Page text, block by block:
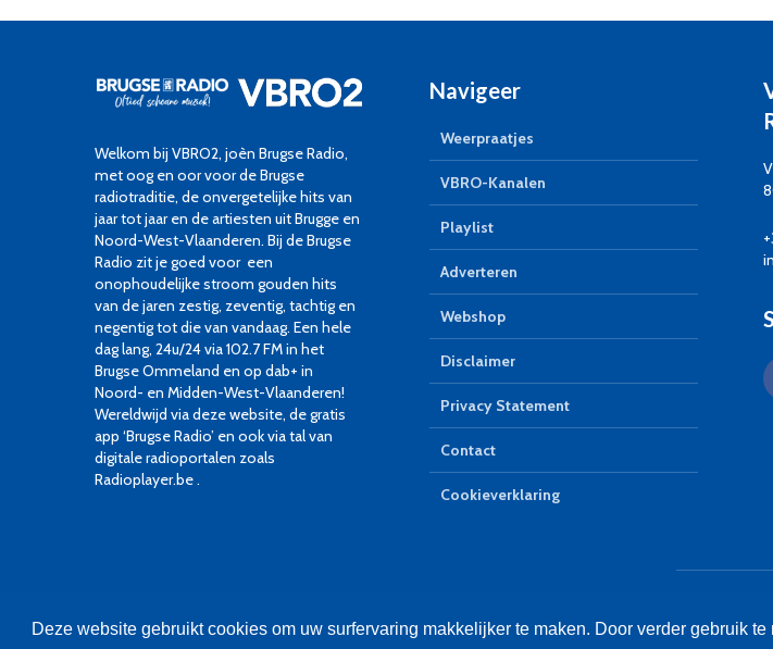
Deze website gebruikt cookies om uw surfervaring makkelijker te maken. Door verder gebruik
Welkom bij VBRO2, joèn Brugse Radio,
met oog en oor voor de Brugse
radiotraditie, de onvergetelijke hits van
jaar tot jaar en de artiesten uit Brugge en
Noord-West-Vlaanderen. Bij de Brugse
Radio zit je goed voor een
onophoudelijke stroom gouden hits
van de jaren zestig, zeventig, tachtig en
negentig tot die van vandaag. Een hele
dag lang, 24u/24 via 102.7 FM in het
Brugse Ommeland en op dab+ in
Noord- en Midden-West-Vlaanderen!
Wereldwijd via deze website, de gratis
app ‘Brugse Radio’ en ook via tal van
digitale radioportalen zoals
Radioplayer.be .
Navigeer
Weerpraatjes
VBRO-Kanalen
Playlist
Adverteren
Webshop
Disclaimer
Privacy Statement
Contact
Cookieverklaring
© Brugse Radio